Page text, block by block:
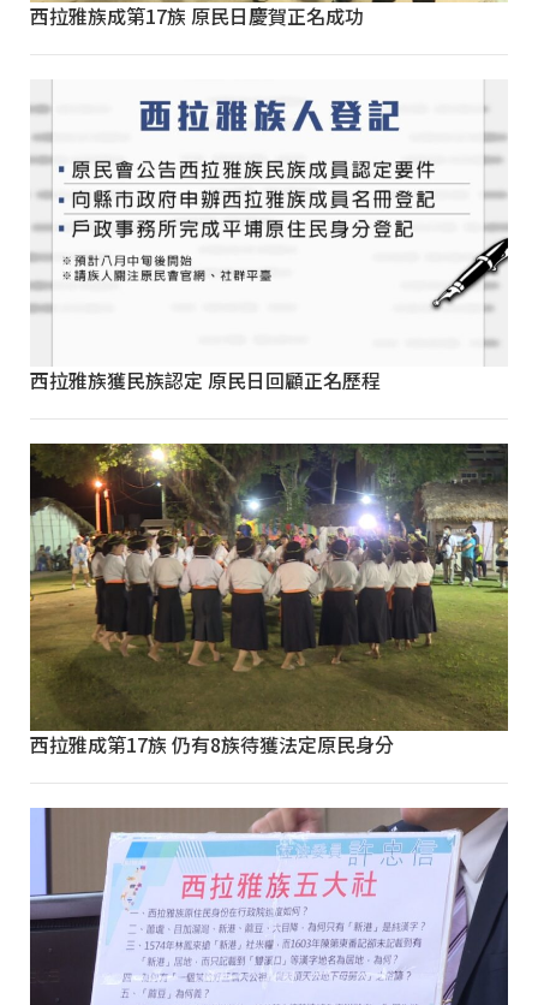
西拉雅族成第17族 原民日慶賀正名成功
西拉雅族獲民族認定 原民日回顧正名歷程
西拉雅成第17族 仍有8族待獲法定原民身分